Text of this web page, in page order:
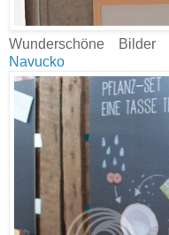
Wunderschöne
Navucko